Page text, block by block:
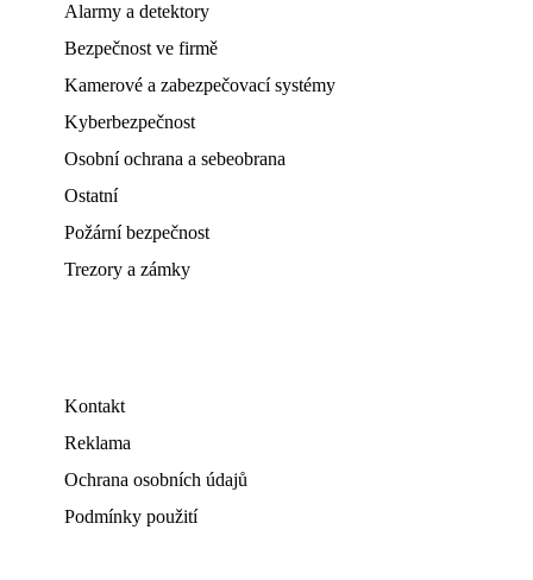
Alarmy a detektory
Bezpečnost ve firmě
Kamerové a zabezpečovací systémy
Kyberbezpečnost
Osobní ochrana a sebeobrana
Ostatní
Požární bezpečnost
Trezory a zámky
Kontakt
Reklama
Ochrana osobních údajů
Podmínky použití